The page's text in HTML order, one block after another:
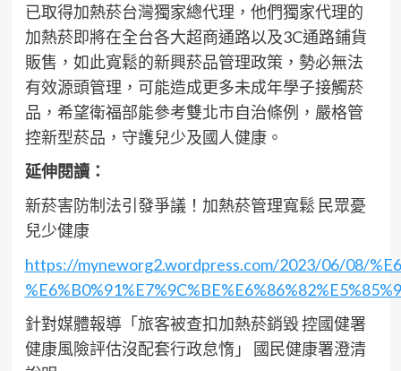
已取得加熱菸台灣獨家總代理，他們獨家代理的
加熱菸即將在全台各大超商通路以及3C通路鋪貨
販售，如此寬鬆的新興菸品管理政策，勢必無法
有效源頭管理，可能造成更多未成年學子接觸菸
品，希望衛福部能參考雙北市自治條例，嚴格管
控新型菸品，守護兒少及國人健康。
延伸閱讀：
新菸害防制法引發爭議！加熱菸管理寬鬆 民眾憂
兒少健康
https://myneworg2.wordpress.com/2023/06/08/
針對媒體報導「旅客被查扣加熱菸銷毀 控國健署
健康風險評估沒配套行政怠惰」 國民健康署澄清